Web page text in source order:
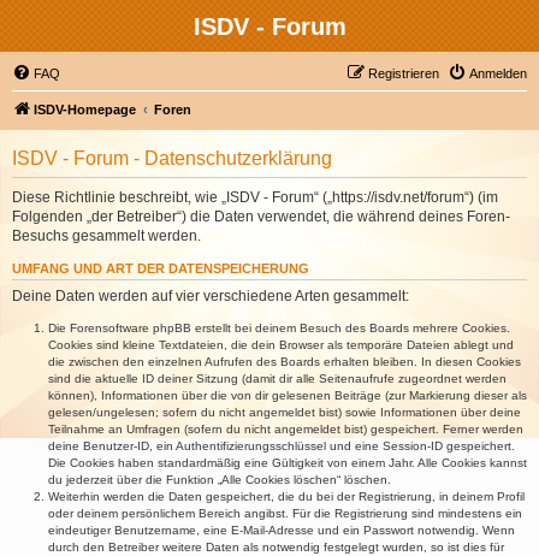
ISDV - Forum
FAQ Anmelden
Registrieren
ISDV-Homepage Foren
ISDV - Forum - Datenschutzerklärung
Diese Richtlinie beschreibt, wie „ISDV - Forum“ („https://isdv.net/forum“) (im
Folgenden „der Betreiber“) die Daten verwendet, die während deines Foren-
Besuchs gesammelt werden.
UMFANG UND ART DER DATENSPEICHERUNG
Deine Daten werden auf vier verschiedene Arten gesammelt:
Die Forensoftware phpBB erstellt bei deinem Besuch des Boards mehrere Cookies.
Cookies sind kleine Textdateien, die dein Browser als temporäre Dateien ablegt und
die zwischen den einzelnen Aufrufen des Boards erhalten bleiben. In diesen Cookies
sind die aktuelle ID deiner Sitzung (damit dir alle Seitenaufrufe zugeordnet werden
können), Informationen über die von dir gelesenen Beiträge (zur Markierung dieser als
gelesen/ungelesen; sofern du nicht angemeldet bist) sowie Informationen über deine
Teilnahme an Umfragen (sofern du nicht angemeldet bist) gespeichert. Ferner werden
deine Benutzer-ID, ein Authentifizierungsschlüssel und eine Session-ID gespeichert.
Die Cookies haben standardmäßig eine Gültigkeit von einem Jahr. Alle Cookies kannst
du jederzeit über die Funktion „Alle Cookies löschen“ löschen.
Weiterhin werden die Daten gespeichert, die du bei der Registrierung, in deinem Profil
oder deinem persönlichem Bereich angibst. Für die Registrierung sind mindestens ein
eindeutiger Benutzername, eine E-Mail-Adresse und ein Passwort notwendig. Wenn
durch den Betreiber weitere Daten als notwendig festgelegt wurden, so ist dies für